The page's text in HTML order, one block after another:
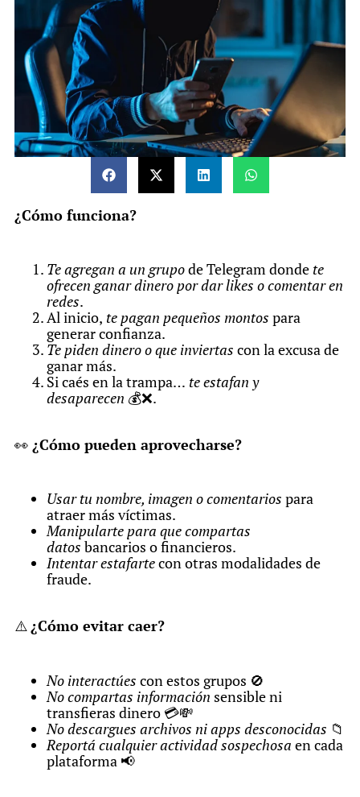
¿Cómo funciona?
Te agregan a un grupode Telegram donde te
ofrecen ganar dinero por dar likes o comentar en
redes.
Al inicio, te pagan pequeños montos para
generar confianza.
Te piden dinero o que inviertas con la excusa de
ganar más.
Si caés en la trampa… te estafan y
desaparecen 💰❌.
👀 ¿Cómo pueden aprovecharse?
Usar tu nombre, imagen o comentarios para
atraer más víctimas.
Manipularte para que compartas
datos bancarios o financieros.
Intentar estafartecon otras modalidades de
fraude.
⚠️¿Cómo evitar caer?
No interactúes con estos grupos 🚫
No compartas información sensible ni
transfieras dinero 💳💸
No descargues archivos ni apps desconocidas 📁
Reportá cualquier actividad sospechosa en cada
plataforma 📢